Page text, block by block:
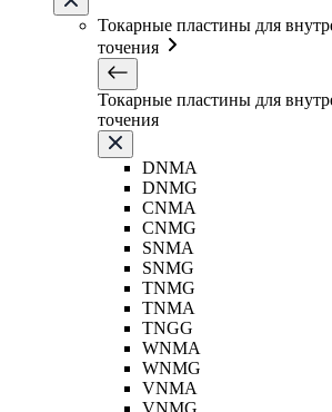
Токарные пластины для
точения
Токарные пластины для
точения
DNMA
DNMG
CNMA
CNMG
SNMA
SNMG
TNMG
TNMA
TNGG
WNMA
WNMG
VNMA
VNMG